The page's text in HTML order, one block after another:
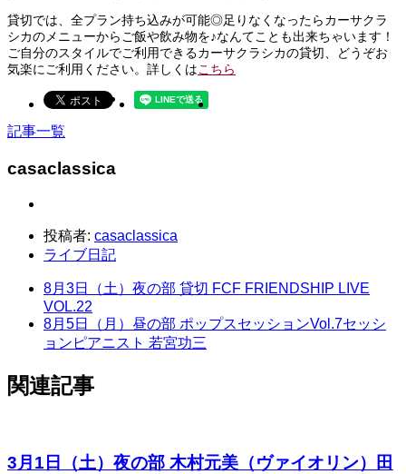
貸切では、全プラン持ち込みが可能◎足りなくなったらカーサクラ
シカのメニューからご飯や飲み物を♪なんてことも出来ちゃいます！
ご自分のスタイルでご利用できるカーサクラシカの貸切、どうぞお
気楽にご利用ください。詳しくはこちら
記事一覧
casaclassica
投稿者: casaclassica
ライブ日記
8月3日（土）夜の部 貸切 FCF FRIENDSHIP LIVE
VOL.22
8月5日（月）昼の部 ポップスセッションVol.7セッシ
ョンピアニスト 若宮功三
関連記事
3月1日（土）夜の部 木村元美（ヴァイオリン）田